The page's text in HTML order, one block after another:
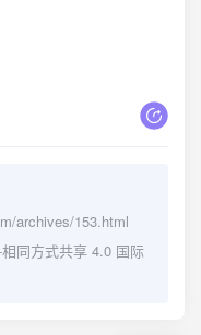
archives/153.html
同方式共享 4.0 国际